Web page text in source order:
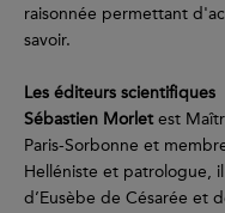
raisonnée permettant
savoir.
Les éditeurs scientifiques
Sébastien Morletest
Paris-Sorbonne et
Helléniste et patrologue,
d’Eusèbe de Césarée et